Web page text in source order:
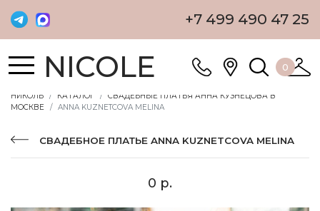
+7 499 490 47 25
NICOLE 0
НИКОЛЬ КАТАЛОГ
СВАДЕБНЫЕ ПЛАТЬЯ АННА КУЗНЕЦОВА В
МОСКВЕ
ANNA KUZNETCOVA MELINA
СВАДЕБНОЕ ПЛАТЬЕ ANNA KUZNETCOVA MELINA
0 р.